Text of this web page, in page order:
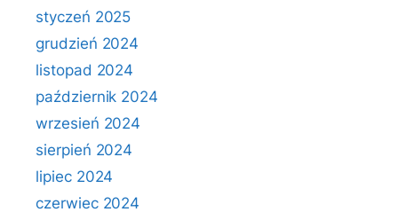
styczeń 2025
grudzień 2024
listopad 2024
październik 2024
wrzesień 2024
sierpień 2024
lipiec 2024
czerwiec 2024